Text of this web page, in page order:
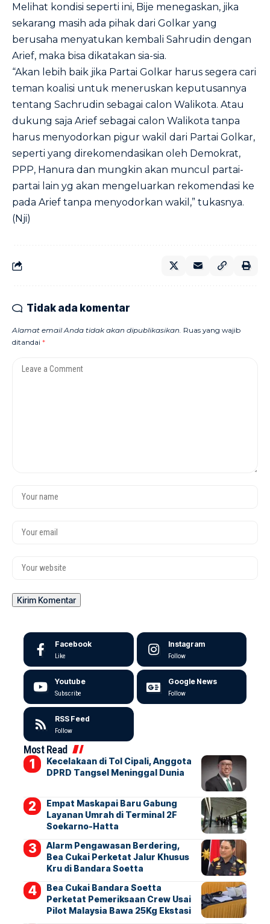
Melihat kondisi seperti ini, Bije menegaskan, jika
sekarang masih ada pihak dari Golkar yang
berusaha menyatukan kembali Sahrudin dengan
Arief, maka bisa dikatakan sia-sia.
“Akan lebih baik jika Partai Golkar harus segera cari
teman koalisi untuk meneruskan keputusannya
tentang Sachrudin sebagai calon Walikota. Atau
dukung saja Arief sebagai calon Walikota tanpa
harus menyodorkan pigur wakil dari Partai Golkar,
seperti yang direkomendasikan oleh Demokrat,
PPP, Hanura dan mungkin akan muncul partai-
partai lain yg akan mengeluarkan rekomendasi ke
pada Arief tanpa menyodorkan wakil,” tukasnya.
(Nji)
Tidak ada komentar
Alamat email Anda tidak akan dipublikasikan. Ruas yang wajib
ditandai *
Facebook
Like
Instagram
Follow
Youtube
Subscribe
Google News
Follow
RSS Feed
Follow
Most Read
Kecelakaan di Tol Cipali, Anggota
DPRD Tangsel Meninggal Dunia
Empat Maskapai Baru Gabung
Layanan Umrah di Terminal 2F
Soekarno-Hatta
Alarm Pengawasan Berdering,
Bea Cukai Perketat Jalur Khusus
Kru di Bandara Soetta
Bea Cukai Bandara Soetta
Perketat Pemeriksaan Crew Usai
Pilot Malaysia Bawa 25Kg Ekstasi